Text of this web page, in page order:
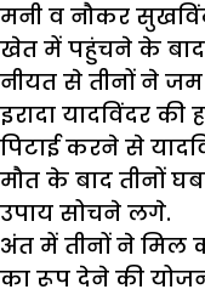
मनी व नौकर
खेत में पहुंचने के बाद
नीयत से तीनों ने
इरादा यादविंदर
पिटाई करने से
मौत के बाद तीनों
उपाय सोचने लगे.
अंत में तीनों ने मिल
का रूप देने की